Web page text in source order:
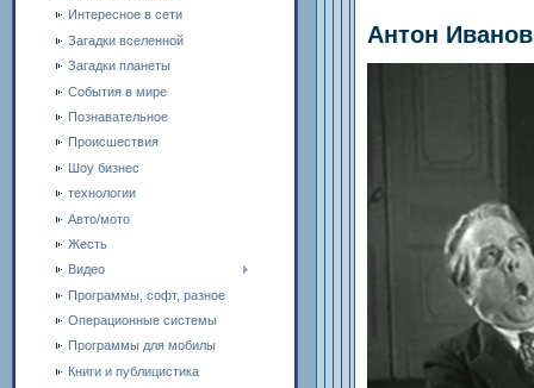
Интересное в сети
Загадки вселенной
Загадки планеты
События в мире
Познавательное
Происшествия
Шоу бизнес
технологии
Авто/мото
Жесть
Видео
Программы, софт, разное
Операционные системы
Программы для мобилы
Книги и публицистика
Антон